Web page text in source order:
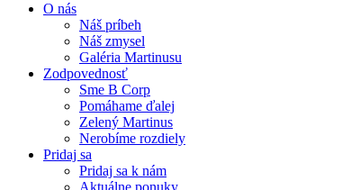
O nás
Náš príbeh
Náš zmysel
Galéria Martinusu
Zodpovednosť
Sme B Corp
Pomáhame ďalej
Zelený Martinus
Nerobíme rozdiely
Pridaj sa
Pridaj sa k nám
Aktuálne ponuky